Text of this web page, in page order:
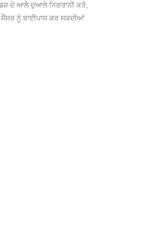
ਦੇ ਆਲੇ ਦੁਆਲੇ ਨਿਗਰਾਨੀ ਕਰੋ;
ਸੈਂਸਰ ਨੂੰ ਬਾਈਪਾਸ ਕਰ ਸਕਦੀਆਂ